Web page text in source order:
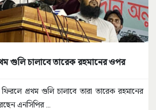
গুলি চালাবে তারেক রহমানের ওপর
প্রথম গুলি চালাবে তারা তারেক রহমানের
এনসিপির ...